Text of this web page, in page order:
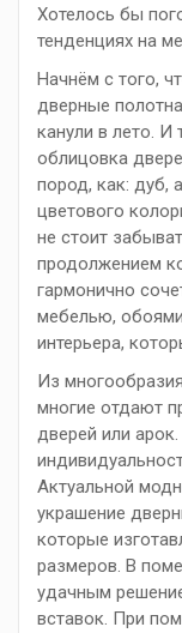
Хотелось бы
тенденциях на
Начнём с того,
дверные
канули в лето. И
облицовка
пород, как: дуб,
цветового
не стоит
продолжением
гармонично
мебелью,
интерьера,
Из
многие отдают
дверей или
Актуальной
украшение
которые
размеров. В
удачным
вставок. При